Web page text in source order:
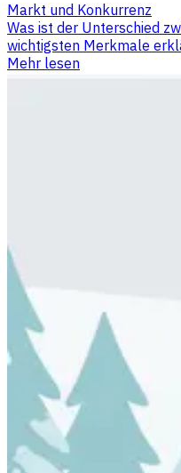
Markt und Konkurrenz
Was ist der Unterschied
wichtigsten Merkmale
Mehr lesen